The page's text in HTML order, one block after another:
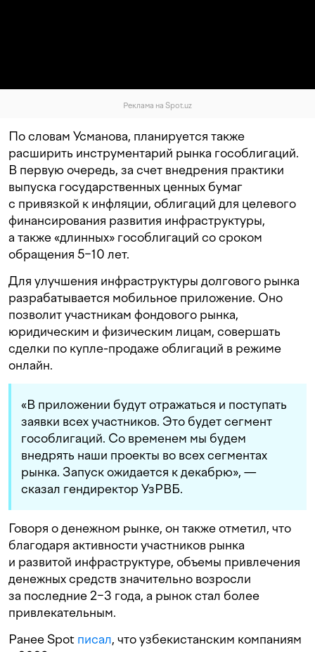
Реклама на Spot.uz
По словам Усманова, планируется также
расширить инструментарий рынка гособлигаций.
В первую очередь, за счет внедрения практики
выпуска государственных ценных бумаг
с привязкой к инфляции, облигаций для целевого
финансирования развития инфраструктуры,
а также «длинных» гособлигаций со сроком
обращения 5−10 лет.
Для улучшения инфраструктуры долгового рынка
разрабатывается мобильное приложение. Оно
позволит участникам фондового рынка,
юридическим и физическим лицам, совершать
сделки по купле-продаже облигаций в режиме
онлайн.
«В приложении будут отражаться и поступать
заявки всех участников. Это будет сегмент
гособлигаций. Со временем мы будем
внедрять наши проекты во всех сегментах
рынка. Запуск ожидается к декабрю», —
сказал гендиректор УзРВБ.
Говоря о денежном рынке, он также отметил, что
благодаря активности участников рынка
и развитой инфраструктуре, объемы привлечения
денежных средств значительно возросли
за последние 2−3 года, а рынок стал более
привлекательным.
Ранее Spot писал, что узбекистанским компаниям